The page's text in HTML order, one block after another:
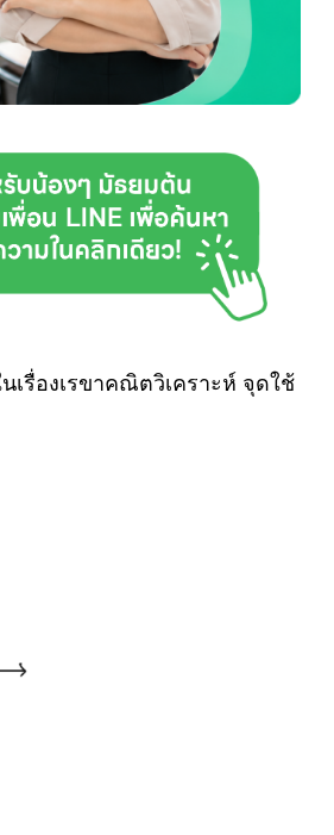
เรื่องเรขาคณิตวิเคราะห์ จุดใช้